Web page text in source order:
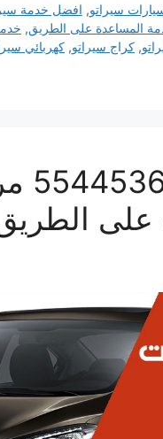
سيراتو, افضل خدمة
المساعدة على الطريق,
, كراج سيراتو, كهربائي
على